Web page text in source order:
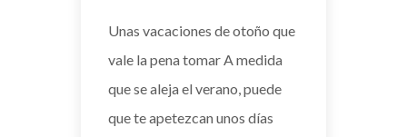
Unas vacaciones de otoño que
vale la pena tomar A medida
que se aleja el verano, puede
que te apetezcan unos días